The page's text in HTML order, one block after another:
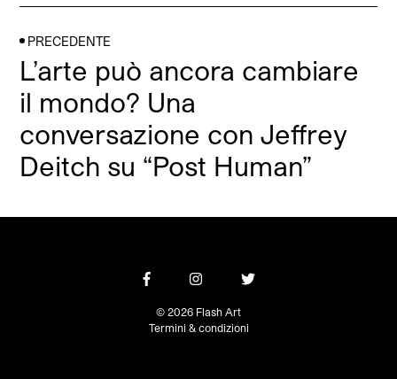
PRECEDENTE
L’arte può ancora cambiare
il mondo? Una
conversazione con Jeffrey
Deitch su “Post Human”
© 2026 Flash Art
Termini & condizioni